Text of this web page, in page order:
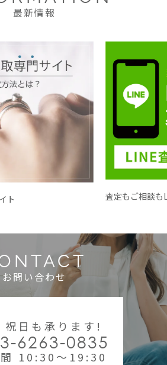
最新情報
ト 査定もご相談も
お問い合わせ
祝日も承ります!
6263-0835
間 10:30～19:30